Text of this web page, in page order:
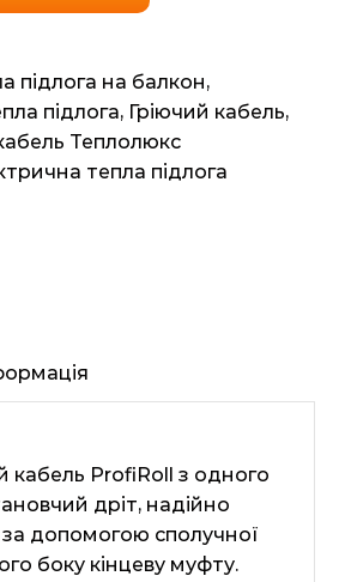
підлога на балкон,
підлога, Гріючий кабель,
Теплолюкс
тепла підлога
кабель ProfiRoll з одного
дріт, надійно
за допомогою сполучної
боку кінцеву муфту.